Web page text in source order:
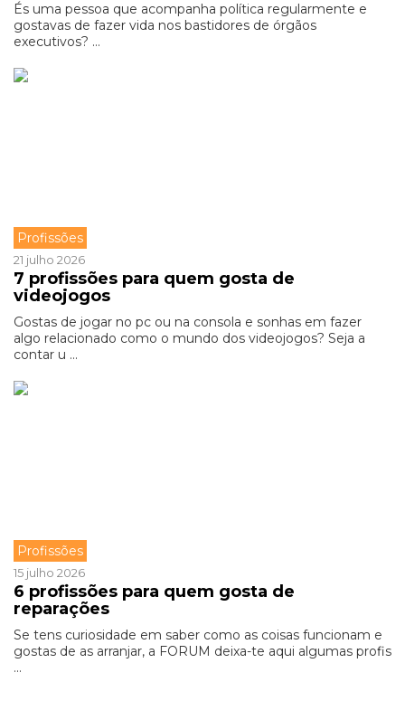
És uma pessoa que acompanha política regularmente e
gostavas de fazer vida nos bastidores de órgãos
executivos? ...
Profissões
21 julho 2026
7 profissões para quem gosta de
videojogos
Gostas de jogar no pc ou na consola e sonhas em fazer
algo relacionado como o mundo dos videojogos? Seja a
contar u ...
Profissões
15 julho 2026
6 profissões para quem gosta de
reparações
Se tens curiosidade em saber como as coisas funcionam e
gostas de as arranjar, a FORUM deixa-te aqui algumas profis
...